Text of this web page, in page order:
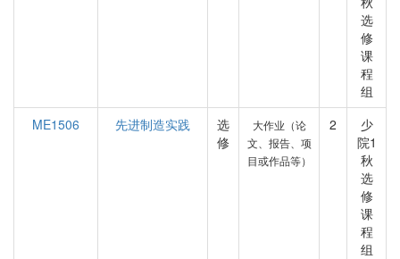
选
修
课
程
组
ME1506
先进制造实践
选
修
大作业（论
文、报告、项
目或作品等）
2
少
院1
秋
选
修
课
程
组